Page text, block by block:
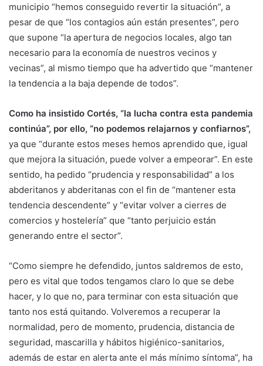
municipio “hemos conseguido revertir la situación”, a
pesar de que “los contagios aún están presentes”, pero
que supone “la apertura de negocios locales, algo tan
necesario para la economía de nuestros vecinos y
vecinas”, al mismo tiempo que ha advertido que “mantener
la tendencia a la baja depende de todos”.
Como ha insistido Cortés, “la lucha contra esta pandemia
continúa”, por ello, “no podemos relajarnos y confiarnos”,
ya que “durante estos meses hemos aprendido que, igual
que mejora la situación, puede volver a empeorar”. En este
sentido, ha pedido “prudencia y responsabilidad” a los
abderitanos y abderitanas con el fin de “mantener esta
tendencia descendente” y “evitar volver a cierres de
comercios y hostelería” que “tanto perjuicio están
generando entre el sector”.
“Como siempre he defendido, juntos saldremos de esto,
pero es vital que todos tengamos claro lo que se debe
hacer, y lo que no, para terminar con esta situación que
tanto nos está quitando. Volveremos a recuperar la
normalidad, pero de momento, prudencia, distancia de
seguridad, mascarilla y hábitos higiénico-sanitarios,
además de estar en alerta ante el más mínimo síntoma”, ha